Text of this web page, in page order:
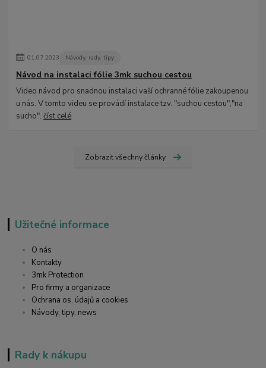
01.07.2023 Návody, rady, tipy
Návod na instalaci fólie 3mk suchou cestou
Video návod pro snadnou instalaci vaší ochranné fólie zakoupenou
u nás. V tomto videu se provádí instalace tzv. "suchou cestou","na
sucho".číst celé
Zobrazit všechny články
Užitečné informace
O nás
Kontakty
3mk Protection
Pro firmy a organizace
Ochrana os. údajů a cookies
Návody, tipy, news
Rady k nákupu